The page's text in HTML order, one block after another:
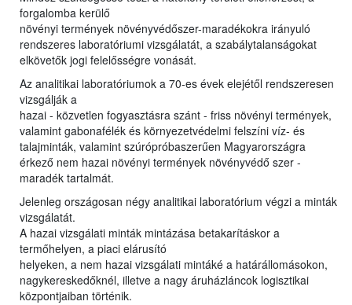
forgalomba kerülő
növényi termények növényvédőszer-maradékokra irányuló
rendszeres laboratóriumi vizsgálatát, a szabálytalanságokat
elkövetők jogi felelősségre vonását.
Az analitikai laboratóriumok a 70-es évek elejétől rendszeresen
vizsgálják a
hazai - közvetlen fogyasztásra szánt - friss növényi termények,
valamint gabonafélék és környezetvédelmi felszíni víz- és
talajminták, valamint szúrópróbaszerűen Magyarországra
érkező nem hazai növényi termények növényvédő szer -
maradék tartalmát.
Jelenleg országosan négy analitikai laboratórium végzi a minták
vizsgálatát.
A hazai vizsgálati minták mintázása betakarításkor a
termőhelyen, a piaci elárusító
helyeken, a nem hazai vizsgálati mintáké a határállomásokon,
nagykereskedőknél, illetve a nagy áruházláncok logisztikai
központjaiban történik.